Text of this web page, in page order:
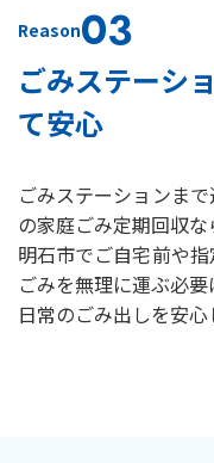
Reason03
ごみステーシ
て安心
ごみステーションま
の家庭ごみ定期回収な
明石市でご自宅前や
ごみを無理に運ぶ必要
日常のごみ出しを安心